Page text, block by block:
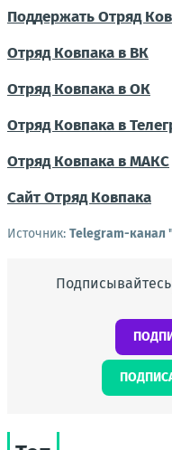
Поддержать Отряд
Отряд Ковпака в ВК
Отряд Ковпака в ОК
Отряд Ковпака в
Отряд Ковпака в МАКС
Сайт Отряд Ковпака
Источник: Telegram-канал